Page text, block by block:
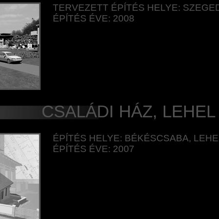
TERVEZETT ÉPÍTÉS HELYE:
ÉPÍTÉS ÉVE: 2008
CSALÁDI HÁZ,
ÉPÍTÉS HELYE: BÉKÉSCSABA,
ÉPÍTÉS ÉVE: 2007